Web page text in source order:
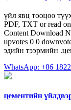
үйл явц тооцоо
PDF, TXT or read
Content Download
upvotes 0 0
эдийн тээрмийн
WhatsApp: +86
цементийн